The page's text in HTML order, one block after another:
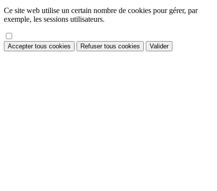
Ce site web utilise un certain nombre de cookies pour gérer, par
exemple, les sessions utilisateurs.
Accepter tous cookies Refuser tous cookies Valider